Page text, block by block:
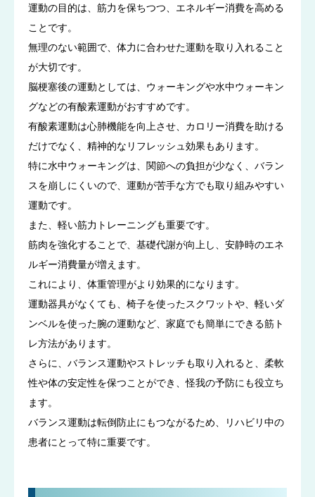
運動の目的は、筋力を保ちつつ、エネルギー消費を高める
ことです。
無理のない範囲で、体力に合わせた運動を取り入れること
が大切です。
脳梗塞後の運動としては、ウォーキングや水中ウォーキン
グなどの有酸素運動がおすすめです。
有酸素運動は心肺機能を向上させ、カロリー消費を助ける
だけでなく、精神的なリフレッシュ効果もあります。
特に水中ウォーキングは、関節への負担が少なく、バラン
スを崩しにくいので、運動が苦手な方でも取り組みやすい
運動です。
また、軽い筋力トレーニングも重要です。
筋肉を強化することで、基礎代謝が向上し、安静時のエネ
ルギー消費量が増えます。
これにより、体重管理がより効果的になります。
運動器具がなくても、椅子を使ったスクワットや、軽いダ
ンベルを使った腕の運動など、家庭でも簡単にできる筋ト
レ方法があります。
さらに、バランス運動やストレッチも取り入れると、柔軟
性や体の安定性を保つことができ、怪我の予防にも役立ち
ます。
バランス運動は転倒防止にもつながるため、リハビリ中の
患者にとって特に重要です。